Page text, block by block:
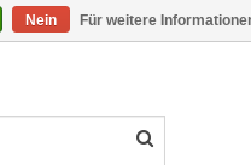
Nein Für weitere